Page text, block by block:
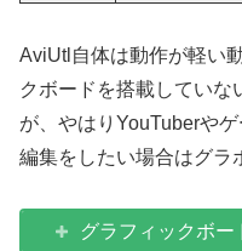
AviUtl自体は動作が軽い
クボードを搭載していな
が、やはりYouTuberや
編集をしたい場合はグラ
グラフィックボー